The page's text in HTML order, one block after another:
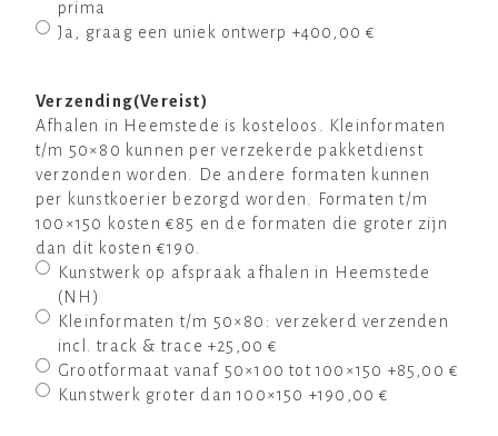
prima
Ja, graag een uniek ontwerp +400,00 €
Verzending(Vereist)
Afhalen in Heemstede is kosteloos. Kleinformaten
t/m 50×80 kunnen per verzekerde pakketdienst
verzonden worden. De andere formaten kunnen
per kunstkoerier bezorgd worden. Formaten t/m
100×150 kosten €85 en de formaten die groter zijn
dan dit kosten €190.
Kunstwerk op afspraak afhalen in Heemstede
(NH)
Kleinformaten t/m 50×80: verzekerd verzenden
incl. track & trace +25,00 €
Grootformaat vanaf 50×100 tot 100×150 +85,00 €
Kunstwerk groter dan 100×150 +190,00 €